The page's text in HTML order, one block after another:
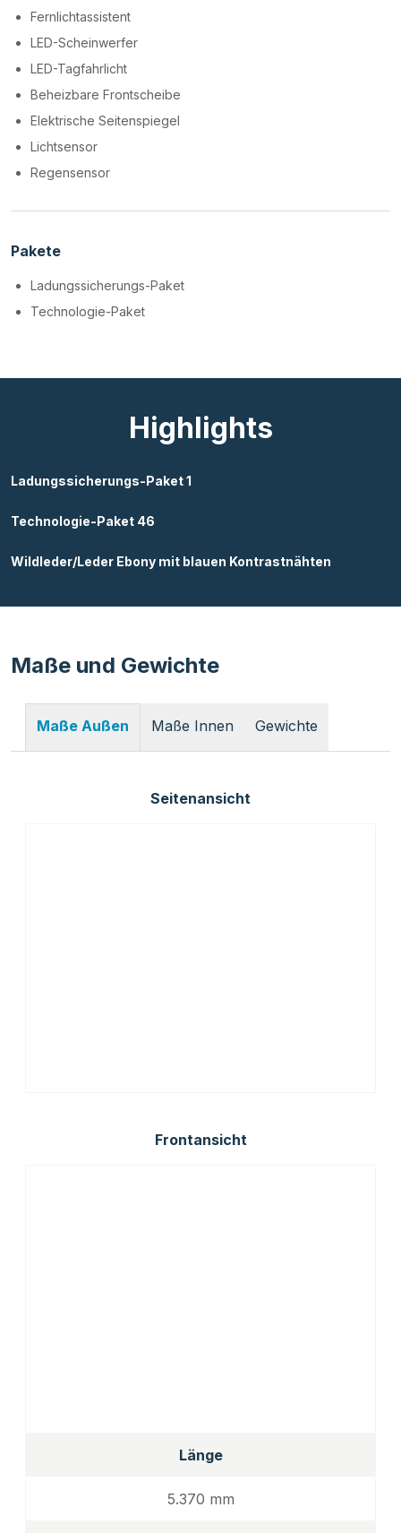
Fernlichtassistent
LED-Scheinwerfer
LED-Tagfahrlicht
Beheizbare Frontscheibe
Elektrische Seitenspiegel
Lichtsensor
Regensensor
Pakete
Ladungssicherungs-Paket
Technologie-Paket
Highlights
Ladungssicherungs-Paket 1
Technologie-Paket 46
Wildleder/Leder Ebony mit blauen Kontrastnähten
Maße und Gewichte
Maße Außen Maße Innen Gewichte
Seitenansicht
Frontansicht
Länge
5.370 mm